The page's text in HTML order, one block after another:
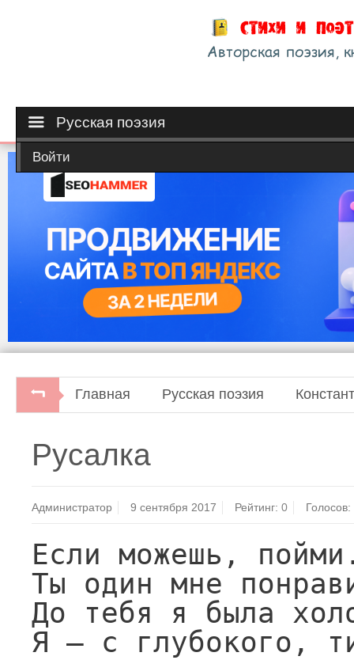
Русская поэзия
Войти
Главная Русская поэзия
писатель", 1969.
Русалка
Администратор 9 сентября 2017 Рейтинг:0 Голосов:
Если можешь,
Ты один мне
До тебя я была
Я — с глубокого,